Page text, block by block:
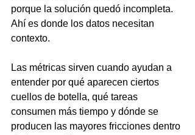
porque la solución quedó incompleta.
Ahí es donde los datos necesitan
contexto.
Las métricas sirven cuando ayudan a
entender por qué aparecen ciertos
cuellos de botella, qué tareas
consumen más tiempo y dónde se
producen las mayores fricciones dentro